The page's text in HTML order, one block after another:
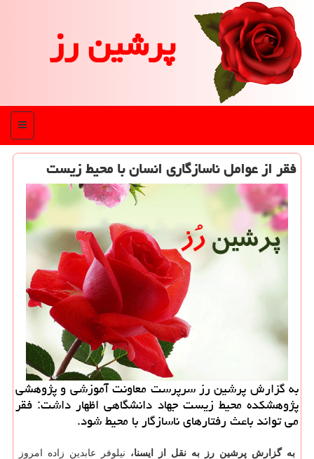
پرشین رز
منو
فقر از عوامل ناسازگاری انسان با محیط زیست
به گزارش پرشین رز سرپرست معاونت آموزشی و پژوهشی
پژوهشكده محیط زیست جهاد دانشگاهی اظهار داشت: فقر
می تواند باعث رفتارهای ناسازگار با محیط شود.
به گزارش پرشین رز به نقل از ایسنا، نیلوفر عابدین زاده امروز